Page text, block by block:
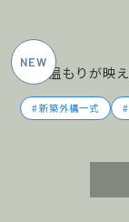
木の温もりが映
新築外構一式